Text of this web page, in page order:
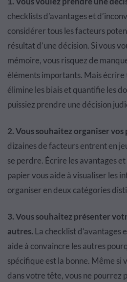
checklists d’avantages et
considérer tous les facteurs
résultat d’une décision. Si vous
mémoire, vous risquez de
éléments importants. Mais écrire
élimine les biais et quantifie les
puissiez prendre une décision
2. Vous souhaitez organiser vos
dizaines de facteurs entrent en
se perdre. Écrire les avantages
papier vous aide à visualiser les
organiser en deux catégories
3. Vous souhaitez présenter
autres. La checklist d’avantages
aide à convaincre les autres
spécifique est la bonne. Même si
dans votre tête, vous ne pourrez